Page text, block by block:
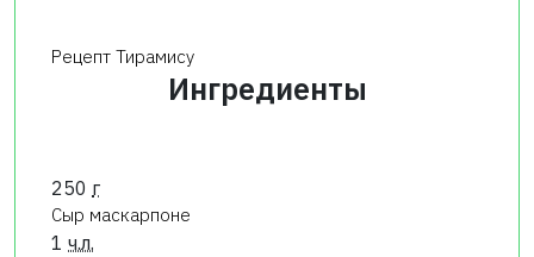
Рецепт Тирамису
Ингредиенты
250 г
Сыр маскарпоне
1 ч.л.